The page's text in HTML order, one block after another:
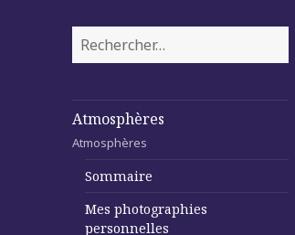
Rechercher :
Atmosphères
Atmosphères
Sommaire
Mes photographies
personnelles